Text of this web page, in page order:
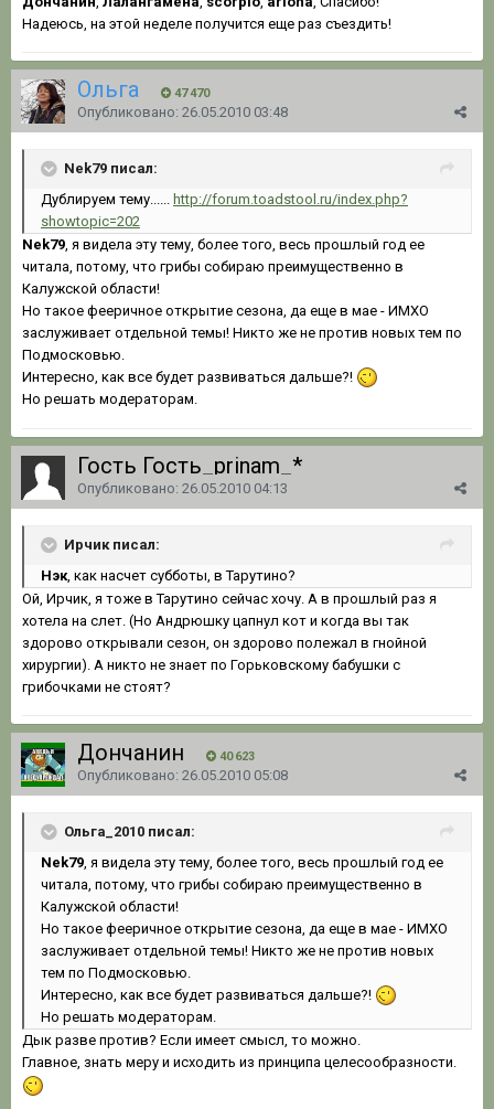
Надеюсь, на этой неделе получится еще раз съездить!
Ольга 47 470
Опубликовано: 26.05.2010 03:48
Nek79 писал:
Дублируем тему......
http://forum.toadstool.ru/index.php?
showtopic=202
Nek79 , я видела эту тему, более того, весь прошлый год ее
читала, потому, что грибы собираю преимущественно в
Калужской области!
Но такое фееричное открытие сезона, да еще в мае - ИМХО
заслуживает отдельной темы! Никто же не против новых тем по
Подмосковью.
Интересно, как все будет развиваться дальше?!
Но решать модераторам.
Гость Гость_prinam_*
Опубликовано: 26.05.2010 04:13
Ирчик писал:
Нэк , как насчет субботы, в Тарутино?
Ой, Ирчик, я тоже в Тарутино сейчас хочу. А в прошлый раз я
хотела на слет. (Но Андрюшку цапнул кот и когда вы так
здорово открывали сезон, он здорово полежал в гнойной
хирургии). А никто не знает по Горьковскому бабушки с
грибочками не стоят?
Дончанин 40 623
Опубликовано: 26.05.2010 05:08
Ольга_2010 писал:
Nek79 , я видела эту тему, более того, весь прошлый год ее
читала, потому, что грибы собираю преимущественно в
Калужской области!
Но такое фееричное открытие сезона, да еще в мае - ИМХО
заслуживает отдельной темы! Никто же не против новых
тем по Подмосковью.
Интересно, как все будет развиваться дальше?!
Но решать модераторам.
Дык разве против? Если имеет смысл, то можно.
Главное, знать меру и исходить из принципа целесообразности.